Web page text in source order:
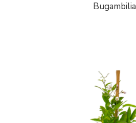
Bugambilia